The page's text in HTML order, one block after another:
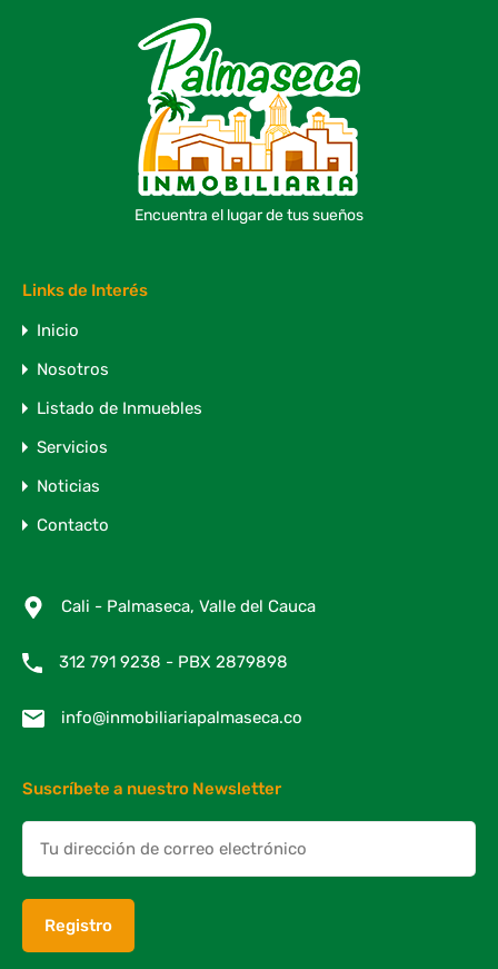
Encuentra el lugar de tus sueños
Links de Interés
Inicio
Nosotros
Listado de Inmuebles
Servicios
Noticias
Contacto
Cali - Palmaseca, Valle del Cauca
312 791 9238 - PBX 2879898
info@inmobiliariapalmaseca.co
Suscríbete a nuestro Newsletter